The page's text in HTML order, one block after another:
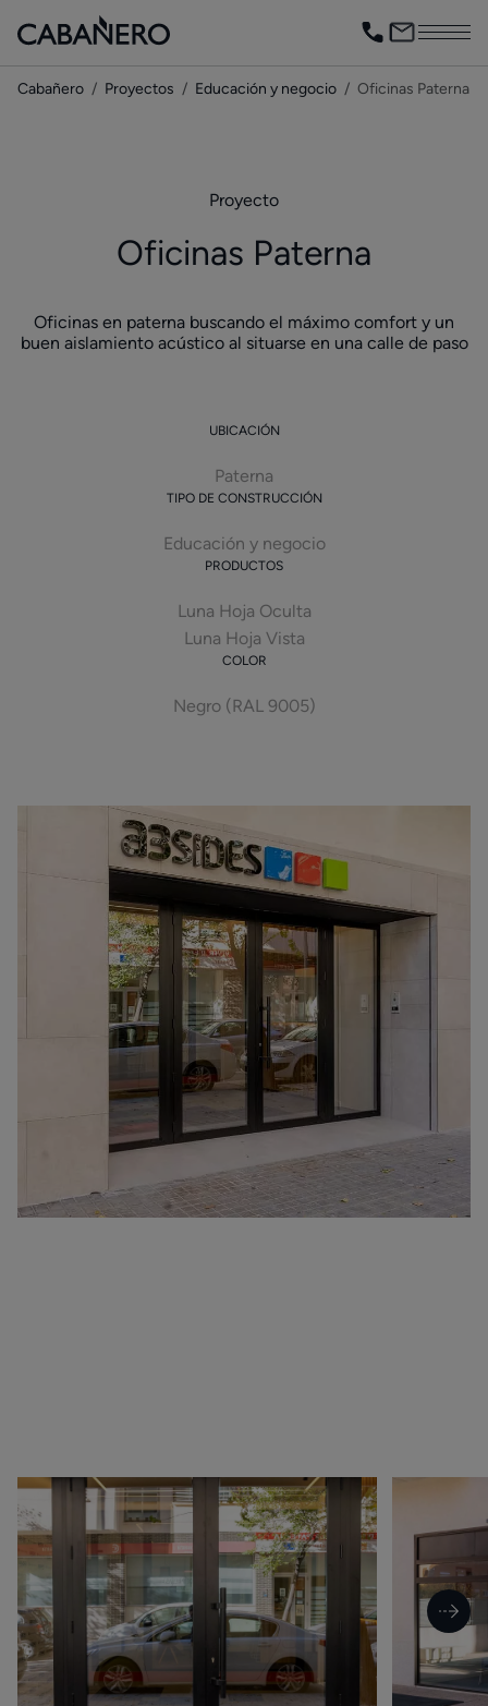
Cabañero Proyectos Educación y negocio Oficinas Paterna
Proyecto
Oficinas Paterna
Oficinas en paterna buscando el máximo comfort y un
buen aislamiento acústico al situarse en una calle de paso
UBICACIÓN
Paterna
TIPO DE CONSTRUCCIÓN
Educación y negocio
PRODUCTOS
Luna Hoja Oculta
Luna Hoja Vista
COLOR
Negro (RAL 9005)